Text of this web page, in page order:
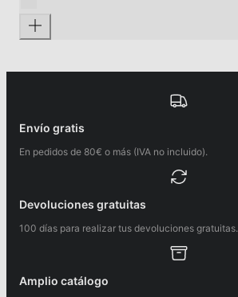
Envío gratis
En pedidos de 80€ o más (IVA no incluido).
Devoluciones gratuitas
100 días para realizar tus devoluciones gratuitas.
Amplio catálogo